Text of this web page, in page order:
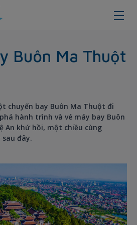
Buôn Ma Thuột
chuyến bay Buôn Ma Thuột đi
hành trình và vé máy bay Buôn
An khứ hồi, một chiều cùng
sau đây.